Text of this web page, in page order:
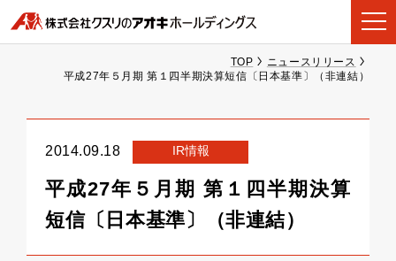
TOP
ニュースリリース
平成27年５月期 第１四半期決算短信〔日本基準〕（非連結）
2014.09.18 IR情報
平成27年５月期 第１四半期決算
短信〔日本基準〕（非連結）